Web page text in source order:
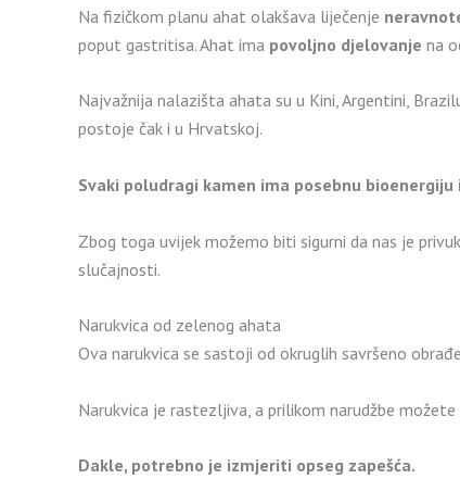
Na fizičkom planu ahat olakšava liječenje
poput gastritisa. Ahat ima povoljno djelovanje na
Najvažnija nalazišta ahata su u Kini, Argentini,
postoje čak i u Hrvatskoj.
Svaki poludragi kamen ima posebnu
Zbog toga uvijek možemo biti sigurni da nas je
slučajnosti.
Narukvica od zelenog ahata
Ova narukvica se sastoji od okruglih savršeno
Narukvica je rastezljiva, a prilikom narudžbe
Dakle, potrebno je izmjeriti opseg zapešća.